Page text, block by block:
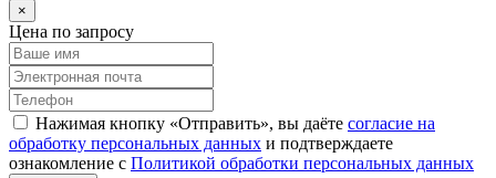
×
Цена по запросу
Нажимая кнопку «Отправить», вы даёте согласие на
обработку персональных данных и подтверждаете
ознакомление с Политикой обработки персональных данных